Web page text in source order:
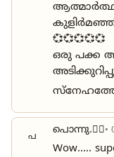
💞💞💞💞💞
ഒരു പക്ക
പ പൊന്നു.❤️‍🔥•
Wow.....